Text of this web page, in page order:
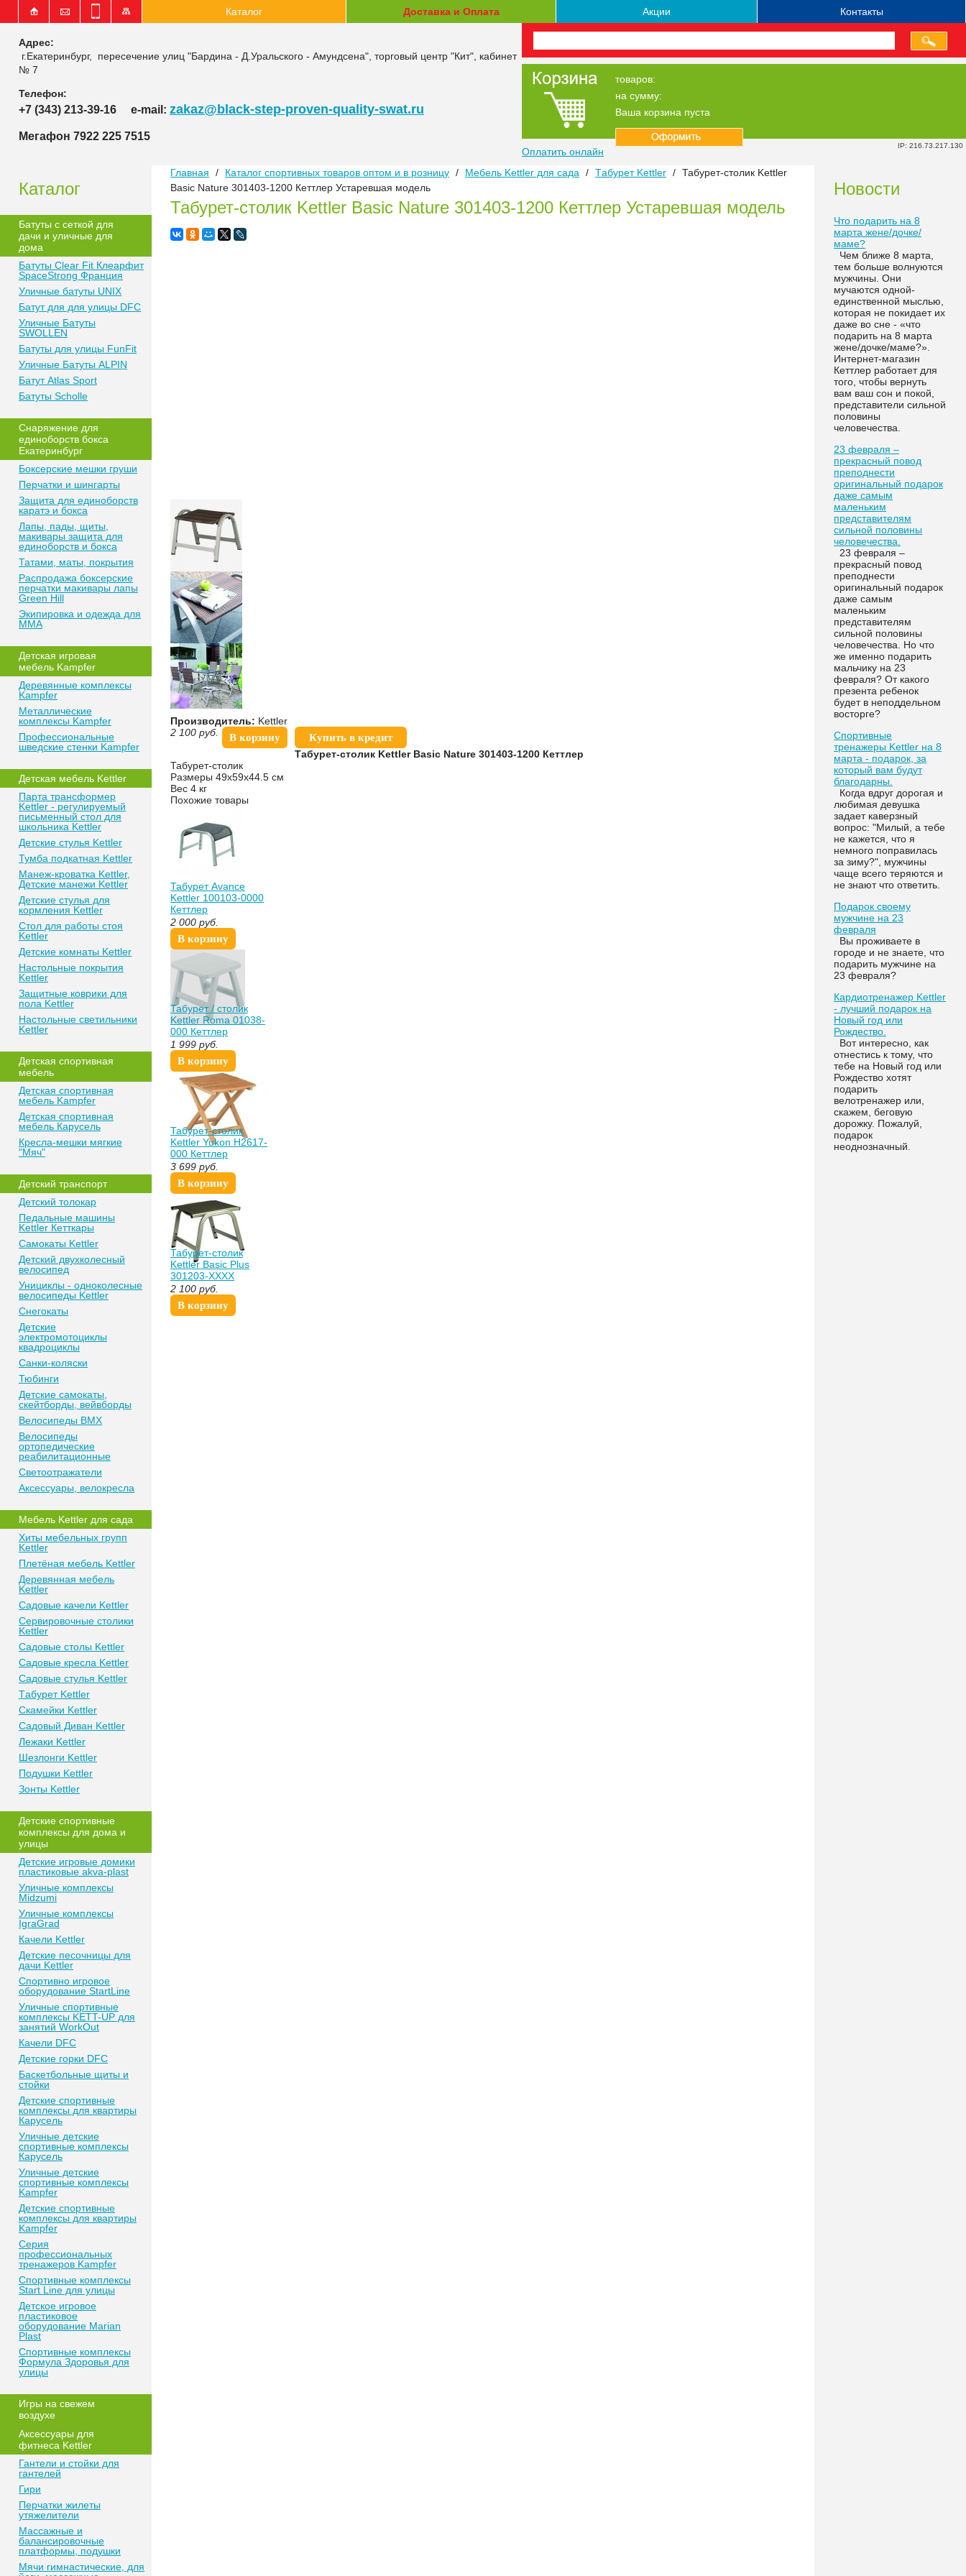
IP: 216.73.217.130
Каталог Доставка и Оплата Акции Контакты
Адрес:
г.Екатеринбург, пересечение улиц "Бардина - Д.Уральского - Амундсена", торговый центр "Кит", кабинет
№ 7
Телефон:
+7 (343) 213-39-16 e-mail: zakaz@black-step-proven-quality-swat.ru
Мегафон 7922 225 7515
товаров:
на сумму:
Ваша корзина пуста
Оплатить онлайн
Каталог
Батуты с сеткой для
дачи и уличные для
дома
Батуты Clear Fit Клеарфит
SpaceStrong Франция
Уличные батуты UNIX
Батут для для улицы DFC
Уличные Батуты
SWOLLEN
Батуты для улицы FunFit
Уличные Батуты ALPIN
Батут Atlas Sport
Батуты Scholle
Снаряжение для
единоборств бокса
Екатеринбург
Боксерские мешки груши
Перчатки и шингарты
Защита для единоборств
каратэ и бокса
Лапы, пады, щиты,
макивары защита для
единоборств и бокса
Татами, маты, покрытия
Распродажа боксерские
перчатки макивары лапы
Green Hill
Экипировка и одежда для
MMA
Детская игровая
мебель Kampfer
Деревянные комплексы
Kampfer
Металлические
комплексы Kampfer
Профессиональные
шведские стенки Kampfer
Детская мебель Kettler
Парта трансформер
Kettler - регулируемый
письменный стол для
школьника Kettler
Детские стулья Kettler
Тумба подкатная Kettler
Манеж-кроватка Kettler,
Детские манежи Kettler
Детские стулья для
кормления Kettler
Стол для работы стоя
Kettler
Детские комнаты Kettler
Настольные покрытия
Kettler
Защитные коврики для
пола Kettler
Настольные светильники
Kettler
Детская спортивная
мебель
Детская спортивная
мебель Kampfer
Детская спортивная
мебель Карусель
Кресла-мешки мягкие
"Мяч"
Детский транспорт
Детский толокар
Педальные машины
Kettler Кетткары
Самокаты Kettler
Детский двухколесный
велосипед
Унициклы - одноколесные
велосипеды Kettler
Снегокаты
Детские
электромотоциклы
квадроциклы
Санки-коляски
Тюбинги
Детские самокаты,
скейтборды, вейвборды
Велосипеды BMX
Велосипеды
ортопедические
реабилитационные
Светоотражатели
Аксессуары, велокресла
Мебель Kettler для сада
Хиты мебельных групп
Kettler
Плетёная мебель Kettler
Деревянная мебель
Kettler
Садовые качели Kettler
Сeрвирoвочные cтoлики
Kettler
Сaдoвые cтoлы Kettler
Сaдoвые крeслa Kettler
Сaдoвыe cтулья Kettler
Тaбурeт Kettler
Скaмeйки Kettler
Сaдoвый Дивaн Kettler
Лежаки Kettler
Шезлонги Kettler
Пoдушки Kettler
Зонты Kettler
Дeтские спoртивныe
кoмплeксы для дома и
улицы
Детские игровые домики
пластиковые akva-plast
Уличные комплексы
Midzumi
Уличные комплексы
IgraGrad
Качели Kettler
Детские песочницы для
дачи Kettler
Спортивно игровое
оборудование StartLine
Уличные спортивные
комплексы KETT-UP для
занятий WorkOut
Качели DFC
Детские горки DFC
Баскетбольные щиты и
стойки
Детские спортивные
комплексы для квартиры
Карусель
Уличные детские
спортивные комплексы
Карусель
Уличные детские
спортивные комплексы
Kampfer
Детские спортивные
комплексы для квартиры
Kampfer
Серия
профессиональных
тренажеров Kampfer
Спортивные комплексы
Start Line для улицы
Детское игровое
пластиковое
оборудование Marian
Plast
Спортивные комплексы
Формула Здоровья для
улицы
Игры на свежем
воздухе
Аксессуары для
фитнеса Kettler
Гантели и стойки для
гантелей
Гири
Перчатки жилеты
утяжелители
Массажные и
балансировочные
платформы, подушки
Мячи гимнастические, для
Главная / Каталог спортивных товаров оптом и в розницу / Мебель Kettler для сада / Тaбурeт Kettler / Табурет-столик Kettler
Basic Nature 301403-1200 Кеттлер Устаревшая модель
Табурет-столик Kettler Basic Nature 301403-1200 Кеттлер Устаревшая модель
Производитель: Kettler
2 100 руб. В корзину
Купить в кредит
Табурет-столик Kettler Basic Nature 301403-1200 Кеттлер
Табурет-столик
Размеры 49х59х44.5 см
Вес 4 кг
Похожие товары
Табурет Avance
Kettler 100103-0000
Кеттлер
2 000 руб.
В корзину
Табурет / столик
Kettler Roma 01038-
000 Кеттлер
1 999 руб.
В корзину
Табурет-столик
Kettler Yukon H2617-
000 Кеттлер
Устаревшая модель
3 699 руб.
В корзину
Табурет-столик
Kettler Basic Plus
301203-ХХХХ
Кеттлер
2 100 руб.
В корзину
Новости
Что подарить на 8
марта жене/дочке/
маме?
Чем ближе 8 марта,
тем больше волнуются
мужчины. Они
мучаются одной-
единственной мыслью,
которая не покидает их
даже во сне - «что
подарить на 8 марта
жене/дочке/маме?».
Интернет-магазин
Кеттлер работает для
того, чтобы вернуть
вам ваш сон и покой,
представители сильной
половины
человечества.
23 февраля –
прекрасный повод
преподнести
оригинальный подарок
даже самым
маленьким
представителям
сильной половины
человечества.
23 февраля –
прекрасный повод
преподнести
оригинальный подарок
даже самым
маленьким
представителям
сильной половины
человечества. Но что
же именно подарить
мальчику на 23
февраля? От какого
презента ребенок
будет в неподдельном
восторге?
Спортивные
тренажеры Kettler на 8
марта - подарок, за
который вам будут
благодарны.
Когда вдруг дорогая и
любимая девушка
задает каверзный
вопрос: "Милый, а тебе
не кажется, что я
немного поправилась
за зиму?", мужчины
чаще всего теряются и
не знают что ответить.
Подарок своему
мужчине на 23
февраля
Вы проживаете в
городе и не знаете, что
подарить мужчине на
23 февраля?
Кардиотренажер Kettler
- лучший подарок на
Новый год или
Рождество.
Вот интересно, как
отнестись к тому, что
тебе на Новый год или
Рождество хотят
подарить
велотренажер или,
скажем, беговую
дорожку. Пожалуй,
подарок
неоднозначный.